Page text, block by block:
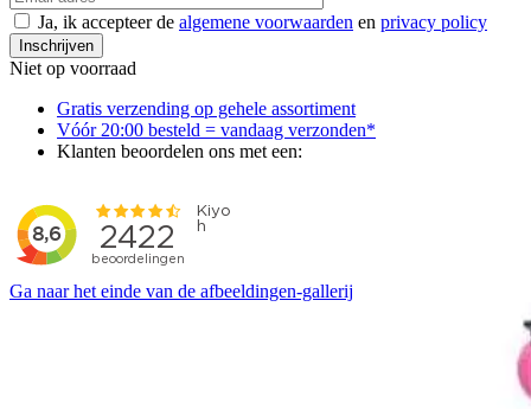
Ja, ik accepteer de algemene voorwaarden en privacy policy
Inschrijven
Niet op voorraad
Gratis verzending op gehele assortiment
Vóór 20:00 besteld = vandaag verzonden*
Klanten beoordelen ons met een:
Ga naar het einde van de afbeeldingen-gallerij